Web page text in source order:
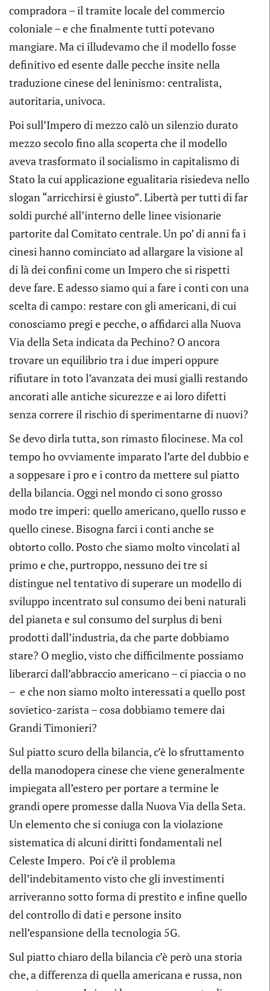
compradora – il tramite locale del commercio
coloniale – e che finalmente tutti potevano
mangiare. Ma ci illudevamo che il modello fosse
definitivo ed esente dalle pecche insite nella
traduzione cinese del leninismo: centralista,
autoritaria, univoca.
Poi sull’Impero di mezzo calò un silenzio durato
mezzo secolo fino alla scoperta che il modello
aveva trasformato il socialismo in capitalismo di
Stato la cui applicazione egualitaria risiedeva nello
slogan “arricchirsi è giusto”. Libertà per tutti di far
soldi purché all’interno delle linee visionarie
partorite dal Comitato centrale. Un po’ di anni fa i
cinesi hanno cominciato ad allargare la visione al
di là dei confini come un Impero che si rispetti
deve fare. E adesso siamo qui a fare i conti con una
scelta di campo: restare con gli americani, di cui
conosciamo pregi e pecche, o affidarci alla Nuova
Via della Seta indicata da Pechino? O ancora
trovare un equilibrio tra i due imperi oppure
rifiutare in toto l’avanzata dei musi gialli restando
ancorati alle antiche sicurezze e ai loro difetti
senza correre il rischio di sperimentarne di nuovi?
Se devo dirla tutta, son rimasto filocinese. Ma col
tempo ho ovviamente imparato l’arte del dubbio e
a soppesare i pro e i contro da mettere sul piatto
della bilancia. Oggi nel mondo ci sono grosso
modo tre imperi: quello americano, quello russo e
quello cinese. Bisogna farci i conti anche se
obtorto collo. Posto che siamo molto vincolati al
primo e che, purtroppo, nessuno dei tre si
distingue nel tentativo di superare un modello di
sviluppo incentrato sul consumo dei beni naturali
del pianeta e sul consumo del surplus di beni
prodotti dall’industria, da che parte dobbiamo
stare? O meglio, visto che difficilmente possiamo
liberarci dall’abbraccio americano – ci piaccia o no
– e che non siamo molto interessati a quello post
sovietico-zarista – cosa dobbiamo temere dai
Grandi Timonieri?
Sul piatto scuro della bilancia, c’è lo sfruttamento
della manodopera cinese che viene generalmente
impiegata all’estero per portare a termine le
grandi opere promesse dalla Nuova Via della Seta.
Un elemento che si coniuga con la violazione
sistematica di alcuni diritti fondamentali nel
Celeste Impero. Poi c’è il problema
dell’indebitamento visto che gli investimenti
arriveranno sotto forma di prestito e infine quello
del controllo di dati e persone insito
nell’espansione della tecnologia 5G.
Sul piatto chiaro della bilancia c’è però una storia
che, a differenza di quella americana e russa, non